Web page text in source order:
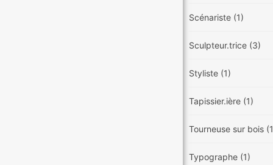
Scénariste (1)
Sculpteur.trice (3)
Styliste (1)
Tapissier.ière (1)
Tourneuse sur bois
Typographe (1)